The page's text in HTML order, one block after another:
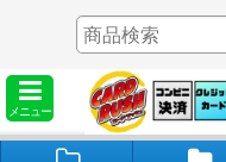
メニュー